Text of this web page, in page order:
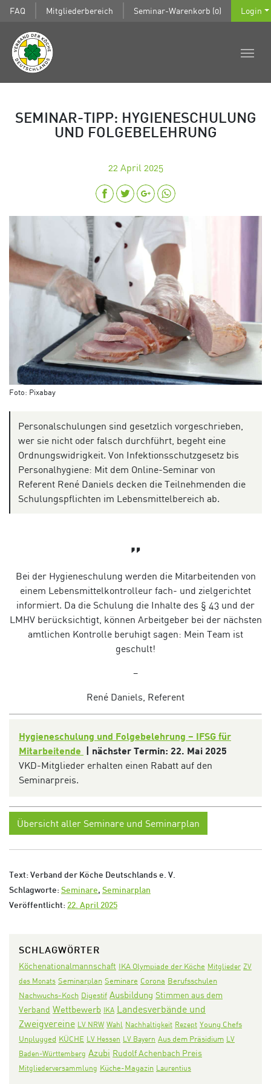
FAQ Mitgliederbereich Seminar-Warenkorb (0) Login
SEMINAR-TIPP: HYGIENESCHULUNG
UND FOLGEBELEHRUNG
22 April 2025
Foto: Pixabay
Personalschulungen sind gesetzlich vorgeschrieben,
wer sie nicht oder falsch durchführt, begeht eine
Ordnungswidrigkeit. Von Infektionsschutzgesetz bis
Personalhygiene: Mit dem Online-Seminar von
Referent René Daniels decken die Teilnehmenden die
Schulungspflichten im Lebensmittelbereich ab.
„
Bei der Hygieneschulung werden dieMitarbeitenden von
einem Lebensmittelkontrolleur fach- und zielgerichtet
informiert. Da die Schulung die Inhalte des § 43 und der
LMHV berücksichtigt, können Arbeitgeber bei der nächsten
amtlichen Kontrolle beruhigt sagen: Mein Team ist
geschult!
–
René Daniels, Referent
Hygieneschulung und Folgebelehrung – IFSG für
Mitarbeitende
| nächster Termin: 22. Mai 2025
VKD-Mitglieder erhalten einen Rabatt auf den
Seminarpreis.
Übersicht aller Seminare und Seminarplan
Text: Verband der Köche Deutschlands e. V.
Schlagworte: Seminare, Seminarplan
Veröffentlicht: 22. April 2025
SCHLAGWÖRTER
Köchenationalmannschaft IKA Olympiade der Köche Mitglieder ZV
des Monats Seminarplan Seminare Corona Berufsschulen
Nachwuchs-Koch Digestif Ausbildung Stimmen aus dem
Verband Wettbewerb IKA Landesverbände und
Zweigvereine LV NRW Wahl Nachhaltigkeit Rezept Young Chefs
Unplugged KÜCHE LV Hessen LV Bayern Aus dem Präsidium LV
Baden-Württemberg Azubi Rudolf Achenbach Preis
Mitgliederversammlung Küche-Magazin Laurentius